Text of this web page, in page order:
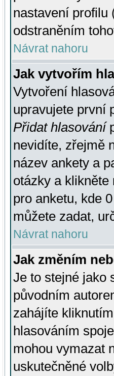
nastavení profilu
odstraněním
Návrat nahoru
Jak vytvořím
Vytvoření
upravujete první
Přidat hlasování
nevidíte, zřejmě
název ankety a
otázky a klikněte
pro anketu, kde
můžete zadat,
Návrat nahoru
Jak změním
Je to stejné jako
původním
zahájíte
hlasováním
mohou vymazat
uskutečněné